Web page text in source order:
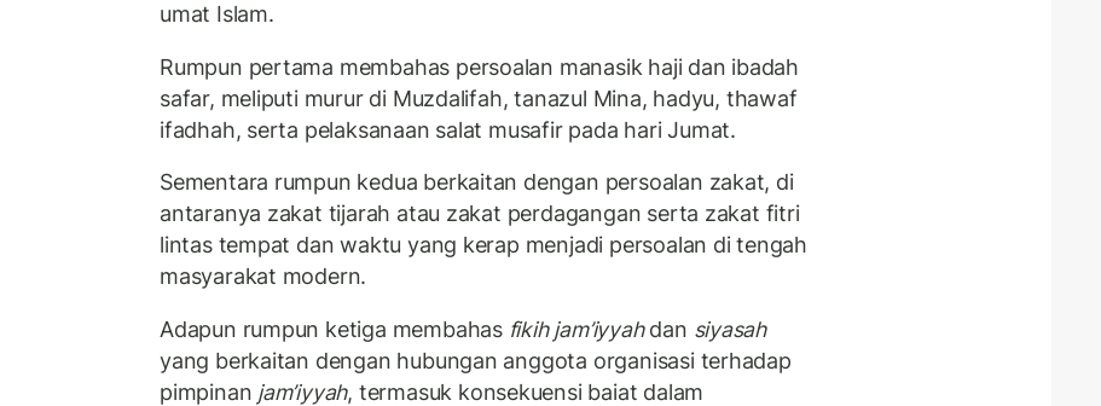
umat Islam.
Rumpun pertama membahas persoalan manasik haji dan ibadah
safar, meliputi murur di Muzdalifah, tanazul Mina, hadyu, thawaf
ifadhah, serta pelaksanaan salat musafir pada hari Jumat.
Sementara rumpun kedua berkaitan dengan persoalan zakat, di
antaranya zakat tijarah atau zakat perdagangan serta zakat fitri
lintas tempat dan waktu yang kerap menjadi persoalan di tengah
masyarakat modern.
Adapun rumpun ketiga membahas fikih jam’iyyahdan siyasah
yang berkaitan dengan hubungan anggota organisasi terhadap
pimpinan jam’iyyah, termasuk konsekuensi baiat dalam